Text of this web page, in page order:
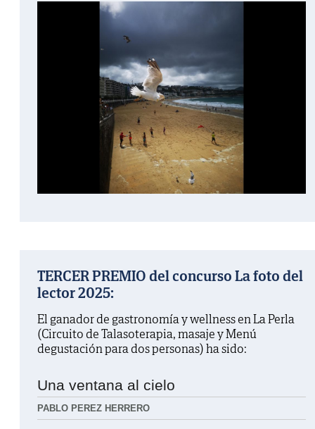
TERCER PREMIO del concurso La foto del
lector 2025:
El ganador de gastronomía y wellness en La Perla
(Circuito de Talasoterapia, masaje y Menú
degustación para dos personas) ha sido:
Una ventana al cielo
PABLO PEREZ HERRERO